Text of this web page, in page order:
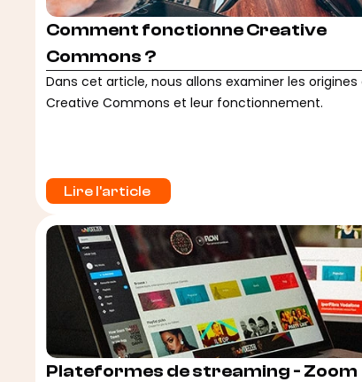
Comment fonctionne Creative
Commons ?
Dans cet article, nous allons examiner les origines
Creative Commons et leur fonctionnement.
Lire l'article
Plateformes de streaming - Zoom